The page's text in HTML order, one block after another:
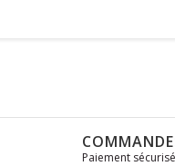
Paiement sécurisé